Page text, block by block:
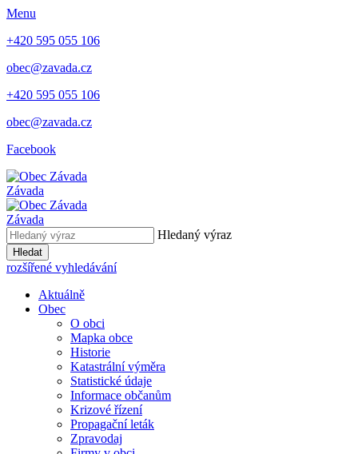
Menu
+420 595 055 106
obec@zavada.cz
+420 595 055 106
obec@zavada.cz
Facebook
Závada
Závada
Hledaný výraz
Hledat
rozšířené vyhledávání
Aktuálně
Obec
O obci
Mapka obce
Historie
Katastrální výměra
Statistické údaje
Informace občanům
Krizové řízení
Propagační leták
Zpravodaj